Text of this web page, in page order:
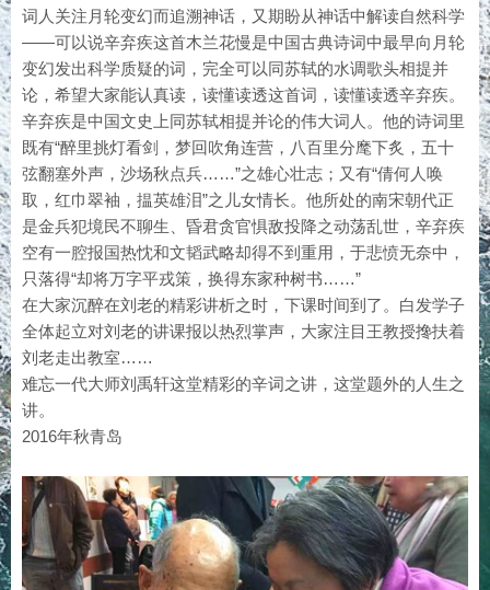
词人关注月轮变幻而追溯神话，又期盼从神话中解读自然科学
——可以说辛弃疾这首木兰花慢是中国古典诗词中最早向月轮
变幻发出科学质疑的词，完全可以同苏轼的水调歌头相提并
论，希望大家能认真读，读懂读透这首词，读懂读透辛弃疾。
辛弃疾是中国文史上同苏轼相提并论的伟大词人。他的诗词里
既有“醉里挑灯看剑，梦回吹角连营，八百里分麾下炙，五十
弦翻塞外声，沙场秋点兵……”之雄心壮志；又有“倩何人唤
取，红巾翠袖，揾英雄泪”之儿女情长。他所处的南宋朝代正
是金兵犯境民不聊生、昏君贪官惧敌投降之动荡乱世，辛弃疾
空有一腔报国热忱和文韬武略却得不到重用，于悲愤无奈中，
只落得“却将万字平戎策，换得东家种树书……”
在大家沉醉在刘老的精彩讲析之时，下课时间到了。白发学子
全体起立对刘老的讲课报以热烈掌声，大家注目王教授搀扶着
刘老走出教室……
难忘一代大师刘禹轩这堂精彩的辛词之讲，这堂题外的人生之
讲。
2016年秋青岛